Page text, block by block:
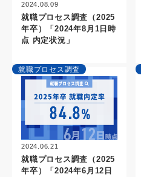
2024.08.09
就職プロセス調査（2025
年卒）「2024年8月1日時
点 内定状況」
就職プロセス調査
2024.06.21
就職プロセス調査（2025
年卒）「2024年6月12日